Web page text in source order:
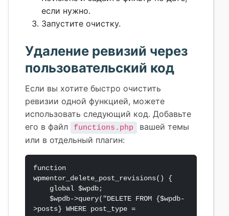
если нужно.
Запустите очистку.
Удаление ревизий через
пользовательский код
Если вы хотите быстро очистить
ревизии одной функцией, можете
использовать следующий код. Добавьте
его в файл
functions.php
вашей темы
или в отдельный плагин:
function
wpmentor_delete_post_revisions() {
>posts} WHERE post_type =